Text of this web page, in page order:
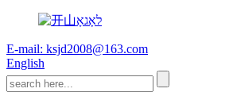
E-mail: ksjd2008@163.com
English